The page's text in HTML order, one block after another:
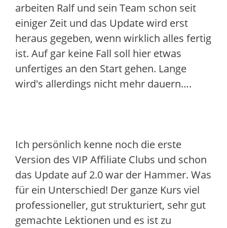
arbeiten Ralf und sein Team schon seit
einiger Zeit und das Update wird erst
heraus gegeben, wenn wirklich alles fertig
ist. Auf gar keine Fall soll hier etwas
unfertiges an den Start gehen. Lange
wird's allerdings nicht mehr dauern….
Ich persönlich kenne noch die erste
Version des VIP Affiliate Clubs und schon
das Update auf 2.0 war der Hammer. Was
für ein Unterschied! Der ganze Kurs viel
professioneller, gut strukturiert, sehr gut
gemachte Lektionen und es ist zu